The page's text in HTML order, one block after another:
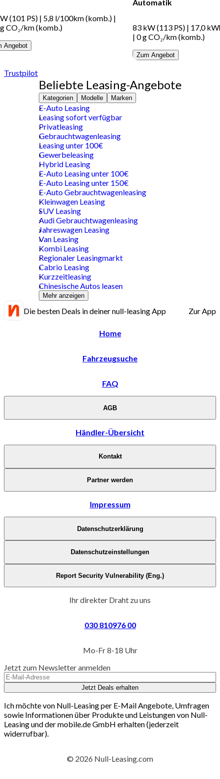
(101 PS) | 5,8 l/100km (komb.) |
CO₂/km (komb.)
Angebot
Automatik
83 kW (113 PS) | 17,0
| 0 g CO₂/km (komb.)
Zum Angebot
Trustpilot
Beliebte Leasing-Angebote
Kategorien Modelle Marken
E-Auto Leasing
Leasing sofort verfügbar
Privatleasing
Gebrauchtwagenleasing
Leasing unter 100€
Gewerbeleasing
Hybrid Leasing
E-Auto Leasing unter 100€
E-Auto Leasing unter 150€
E-Auto Gebrauchtwagenleasing
Kleinwagen Leasing
SUV Leasing
Audi Gebrauchtwagenleasing
Jahreswagen Leasing
Van Leasing
Kombi Leasing
Regionaler Leasingmarkt
Cabrio Leasing
Kurzzeitleasing
Chinesische Autos leasen
Mehr anzeigen
Die besten Deals in deiner null-leasing App Zur App
Home
Fahrzeugsuche
FAQ
AGB
Händler-Übersicht
Kontakt
Partner werden
Impressum
Datenschutzerklärung
Datenschutzeinstellungen
Report Security Vulnerability (Eng.)
Ihr direkter Draht zu uns
030 810976 00
Mo-Fr 8-18 Uhr
Jetzt zum Newsletter anmelden
Jetzt Deals erhalten
Ich möchte von Null-Leasing per E-Mail Angebote, Umfragen
sowie Informationen über Produkte und Leistungen von Null-
Leasing und der mobile.de GmbH erhalten (jederzeit
widerrufbar).
© 2026 Null-Leasing.com